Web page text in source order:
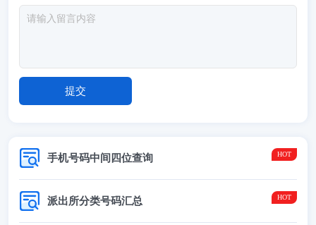
手机号码中间四位查询
派出所分类号码汇总